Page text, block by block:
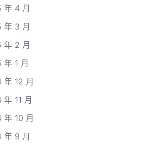
年 4 月
年 3 月
年 2 月
1 月
年 12 月
11 月
年 10 月
年 9 月